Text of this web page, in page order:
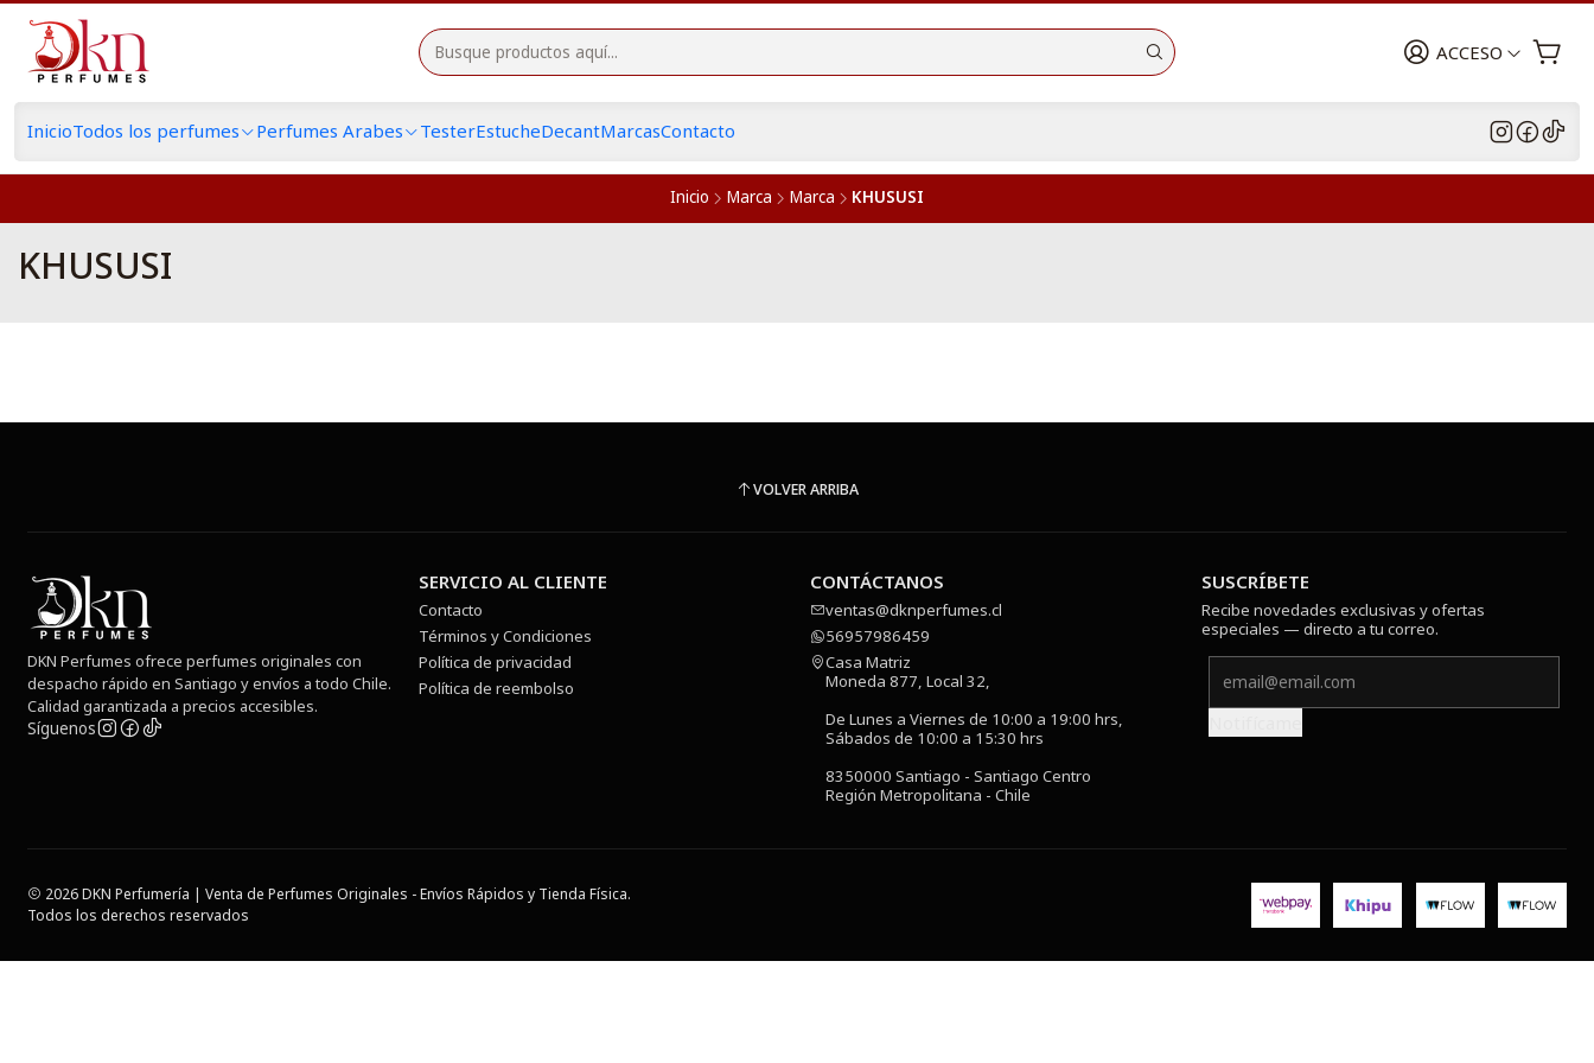
ACCESO
InicioTodos los perfumes Perfumes Arabes TesterEstucheDecantMarcasContacto
Inicio Marca Marca KHUSUSI
KHUSUSI
VOLVER ARRIBA
DKN Perfumes ofrece perfumes originales con
despacho rápido en Santiago y envíos a todo Chile.
Calidad garantizada a precios accesibles.
Síguenos
SERVICIO AL CLIENTE
Contacto
Términos y Condiciones
Política de privacidad
Política de reembolso
CONTÁCTANOS
ventas@dknperfumes.cl
56957986459
Casa Matriz
Moneda 877, Local 32,
De Lunes a Viernes de 10:00 a 19:00 hrs,
Sábados de 10:00 a 15:30 hrs
8350000 Santiago - Santiago Centro
Región Metropolitana - Chile
SUSCRÍBETE
Recibe novedades exclusivas y ofertas
especiales — directo a tu correo.
2026 DKN Perfumería | Venta de Perfumes Originales - Envíos Rápidos y Tienda Física.
Todos los derechos reservados